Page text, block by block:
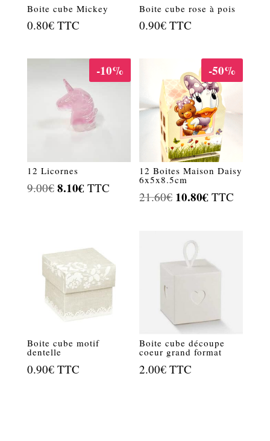
Boite cube Mickey
0.80€ TTC
Boite cube rose à pois
0.90€ TTC
-10%
12 Licornes
9.00€ Le
9.00€.
8.10€Le
8.10€.
TTC
-50%
12 Boites Maison Daisy
6x5x8.5cm
21.60€ Le
était :
21.60€.
10.80€ Le
10.80€.
TTC
Boite cube motif
dentelle
0.90€ TTC
Boite cube découpe
coeur grand format
2.00€ TTC